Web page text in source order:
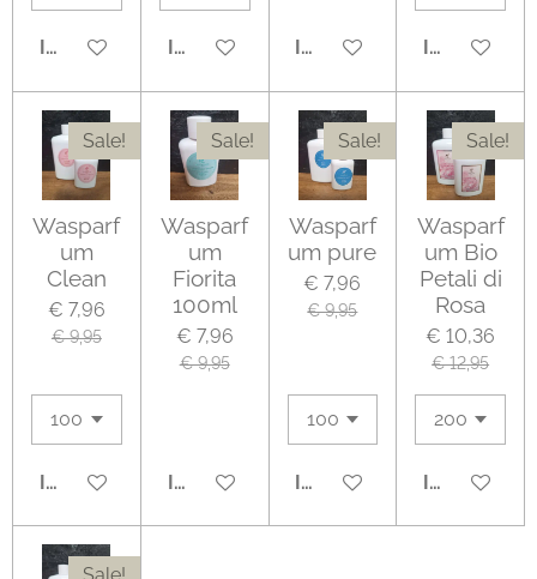
IN WINKELWAGENIN WINKELWAGENIN WINKELWAGEN
IN
Sale!
Wasparf
um
Clean
€ 7,96
€ 9,95
IN WINKELWAGEN
Sale!
Wasparf
um
Fiorita
100ml
€ 7,96
€ 9,95
IN WINKELWAGEN
Sale!
Wasparf
um pure
€ 7,96
€ 9,95
IN WINKELWAGEN
Sale!
Wasparf
um Bio
Petali di
Rosa
€ 10,36
€ 12,95
IN